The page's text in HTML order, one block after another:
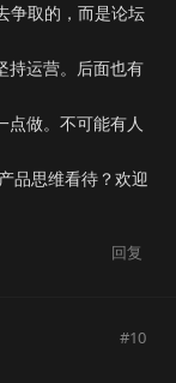
争取的，而是论坛
持运营。后面也有
点做。不可能有人
品思维看待？欢迎
回复
#10